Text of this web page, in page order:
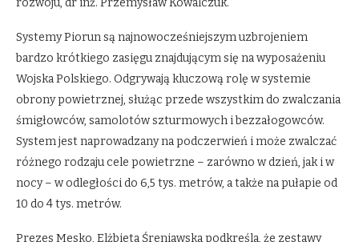
rozwoju, dr inż. Przemysław Kowalczuk.
Systemy Piorun są najnowocześniejszym uzbrojeniem
bardzo krótkiego zasięgu znajdującym się na wyposażeniu
Wojska Polskiego. Odgrywają kluczową rolę w systemie
obrony powietrznej, służąc przede wszystkim do zwalczania
śmigłowców, samolotów szturmowych i bezzałogowców.
System jest naprowadzany na podczerwień i może zwalczać
różnego rodzaju cele powietrzne – zarówno w dzień, jak i w
nocy – w odległości do 6,5 tys. metrów, a także na pułapie od
10 do 4 tys. metrów.
Prezes Mesko, Elżbieta Śreniawska podkreśla, że zestawy